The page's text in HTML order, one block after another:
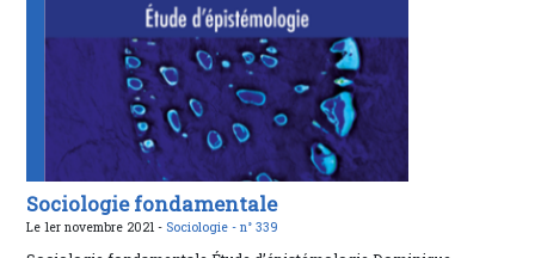
Sociologie fondamentale
Le 1er novembre 2021 - Sociologie -n° 339